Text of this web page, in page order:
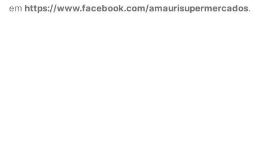
em https://www.facebook.com/amaurisupermercados.